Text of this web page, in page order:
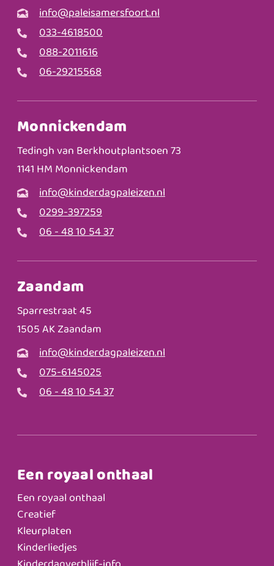
info@paleisamersfoort.nl
033-4618500
088-2011616
06-29215568
Monnickendam
Tedingh van Berkhoutplantsoen 73
1141 HM Monnickendam
info@kinderdagpaleizen.nl
0299-397259
06 - 48 10 54 37
Zaandam
Sparrestraat 45
1505 AK Zaandam
info@kinderdagpaleizen.nl
075-6145025
06 - 48 10 54 37
Een royaal onthaal
Een royaal onthaal
Creatief
Kleurplaten
Kinderliedjes